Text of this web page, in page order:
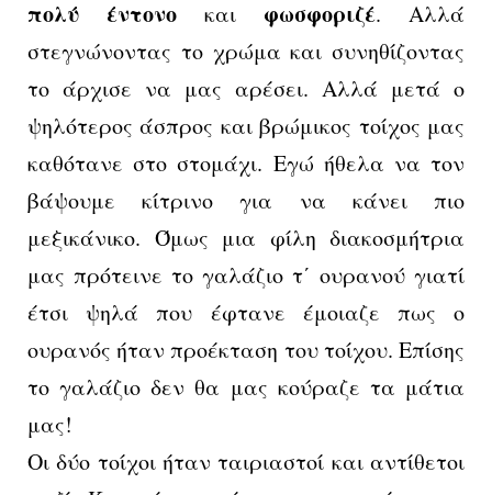
πολύ έντονο και φωσφοριζέ. Αλλά
στεγνώνοντας το χρώμα και συνηθίζοντας
το άρχισε να μας αρέσει. Αλλά μετά ο
ψηλότερος άσπρος και βρώμικος τοίχος μας
καθότανε στο στομάχι. Εγώ ήθελα να τον
βάψουμε κίτρινο για να κάνει πιο
μεξικάνικο. Όμως μια φίλη διακοσμήτρια
μας πρότεινε το γαλάζιο τ΄ ουρανού γιατί
έτσι ψηλά που έφτανε έμοιαζε πως ο
ουρανός ήταν προέκταση του τοίχου. Επίσης
το γαλάζιο δεν θα μας κούραζε τα μάτια
μας!
Οι δύο τοίχοι ήταν ταιριαστοί και αντίθετοι